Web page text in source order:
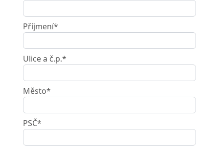
Příjmení*
Ulice a č.p.*
Město*
PSČ*